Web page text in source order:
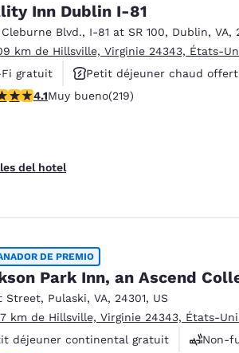
Inn Dublin I-81
Blvd., I-81 at SR 100, Dublin, VA,
km de Hillsville, Virginie 24343, États-
gratuit
Petit déjeuner chaud offert
acceptés
de 4.08 estrellas. Muy bueno. 219
4.1Muy bueno(219)
del hotel
DE PREMIO
Park Inn, an Ascend
Street, Pulaski, VA, 24301, US
km de Hillsville, Virginie 24343, États-
déjeuner continental gratuit
Non-